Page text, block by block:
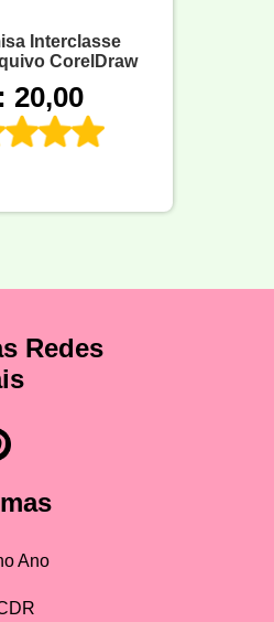
Interclasse
CorelDraw
20,00
Redes
Ano